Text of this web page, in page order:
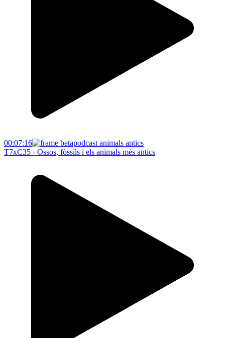
00:07:16
T7xC35 - Ossos, fòssils i els animals més antics